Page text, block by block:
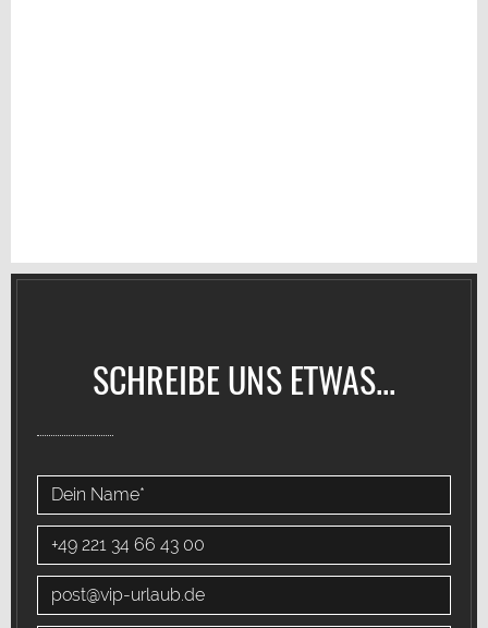
SCHREIBE UNS ETWAS...